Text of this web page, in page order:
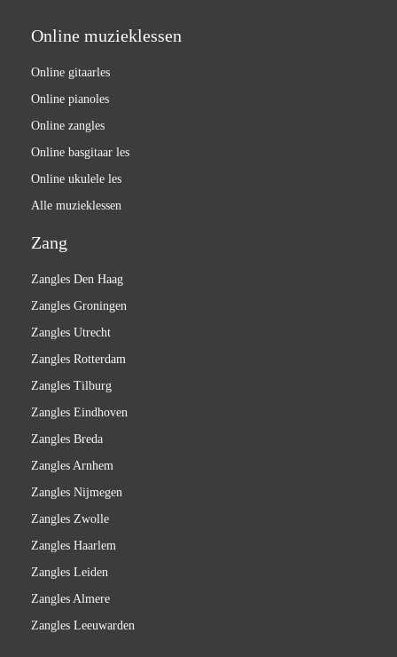
Online muzieklessen
Online gitaarles
Online pianoles
Online zangles
Online basgitaar les
Online ukulele les
Alle muzieklessen
Zang
Zangles Den Haag
Zangles Groningen
Zangles Utrecht
Zangles Rotterdam
Zangles Tilburg
Zangles Eindhoven
Zangles Breda
Zangles Arnhem
Zangles Nijmegen
Zangles Zwolle
Zangles Haarlem
Zangles Leiden
Zangles Almere
Zangles Leeuwarden